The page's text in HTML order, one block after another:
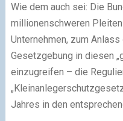
Wie dem auch sei: Die
millionenschweren
Unternehmen, zum
Gesetzgebung in diesen
einzugreifen – die
Jahres in den